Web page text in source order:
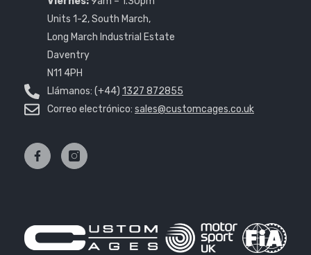
Units 1-2, South March,
Long March Industrial Estate
Daventry
N11 4PH
Llámanos: (+44) 1327 872855
Correo electrónico: sales@customcages.co.uk